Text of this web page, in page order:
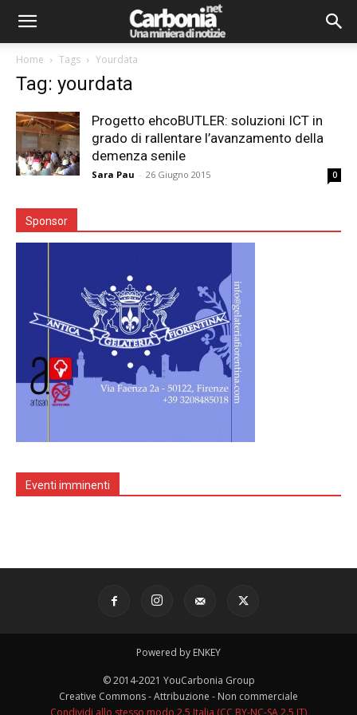
Home Tags Yourdata
Tag: yourdata
Progetto ehcoBUTLER: soluzioni ICT in
grado di rallentare l’avanzamento della
demenza senile
Sara Pau - 26 Giugno 2015 0
Sponsor
Eventi imminenti
Powered by ENKEY
© 2014-2021 YouCarbonia Group
Creative Commons - Attribuzione - Non commerciale
Condividi allo stesso modo 2.5 Italia (CC BY-NC-SA 2.5 IT)